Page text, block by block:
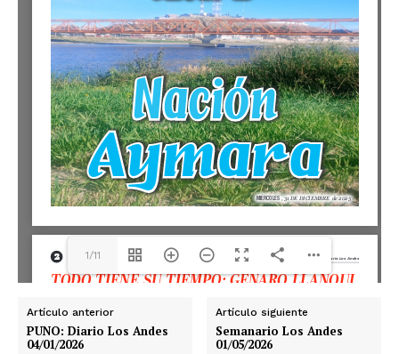
1/11
Artículo anterior
PUNO: Diario Los Andes
04/01/2026
Artículo siguiente
Semanario Los Andes
01/05/2026